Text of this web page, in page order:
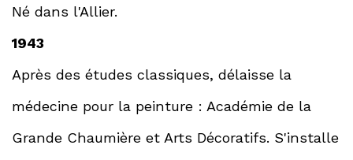
Né dans l'Allier.
1943
Après des études classiques, délaisse la
médecine pour la peinture : Académie de la
Grande Chaumière et Arts Décoratifs. S'installe